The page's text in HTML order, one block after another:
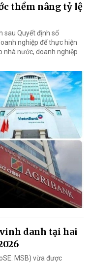
thềm nâng tỷ lệ
sau Quyết định số
nghiệp để thực hiện
nhà nước, doanh nghiệp
danh tại hai
MSB) vừa được